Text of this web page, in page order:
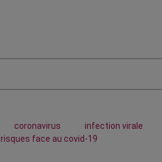
coronavirus
infection virale
risques face au covid-19